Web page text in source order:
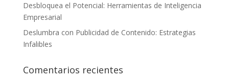
Desbloquea el Potencial: Herramientas de Inteligencia
Empresarial
Deslumbra con Publicidad de Contenido: Estrategias
Infalibles
Comentarios recientes